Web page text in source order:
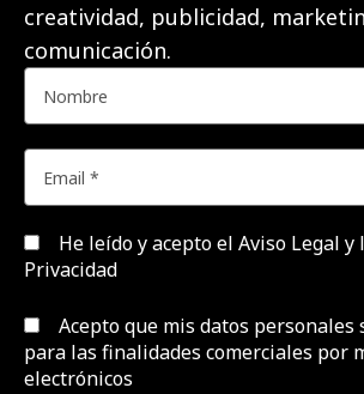
creatividad, publicidad,
comunicación.
He leído y acepto el Aviso Legal y
Privacidad
Acepto que mis datos personales
para las finalidades comerciales por
electrónicos